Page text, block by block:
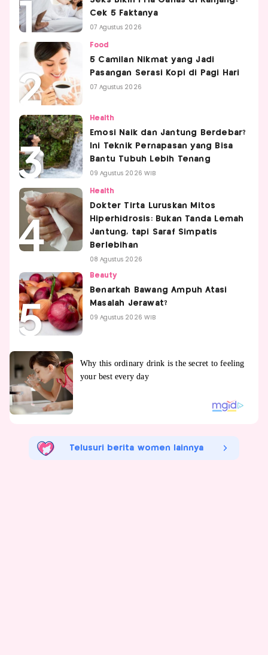
Cek 5 Faktanya
07 Agustus 2026
Food
5 Camilan Nikmat yang Jadi
Pasangan Serasi Kopi di Pagi Hari
07 Agustus 2026
Health
Emosi Naik dan Jantung Berdebar?
Ini Teknik Pernapasan yang Bisa
Bantu Tubuh Lebih Tenang
09 Agustus 2026 WIB
Health
Dokter Tirta Luruskan Mitos
Hiperhidrosis: Bukan Tanda Lemah
Jantung, tapi Saraf Simpatis
Berlebihan
08 Agustus 2026
Beauty
Benarkah Bawang Ampuh Atasi
Masalah Jerawat?
09 Agustus 2026 WIB
Telusuri berita women lainnya